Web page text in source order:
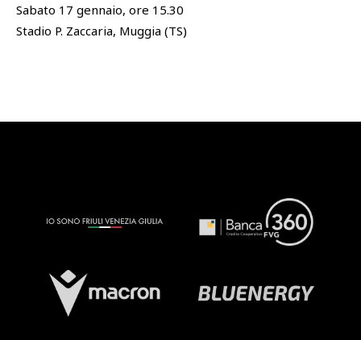
Sabato 17 gennaio, ore 15.30
Stadio P. Zaccaria, Muggia (TS)